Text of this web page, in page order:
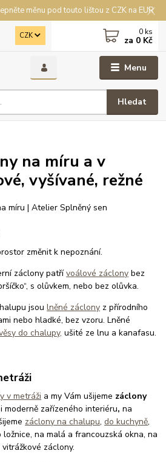
měnu pod touto lištou z CZK na EUR
Menu
CZK
Hledat
0 ks
za 0 Kč
na míru a v
vyšívané, režné
změnit k nepoznání.
záclony patřívoálové záclony bez
s olůvkem, nebo bez olůvka.
jsoulněné záclony z přírodního
nebo hladké, bez vzoru. Lněné
do chalupy, ušité ze lnu a kanafasu.
v metráži a my Vám ušijeme záclony
moderně zařízeného interiéru, na
záclony na chalupu,do kuchyně,
na malá a francouzská okna, na
záclony.